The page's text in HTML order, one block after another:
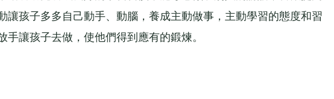
讓孩子多多自己動手、動腦，養成主動做事，主動學習的態度和習
讓孩子去做，使他們得到應有的鍛煉。